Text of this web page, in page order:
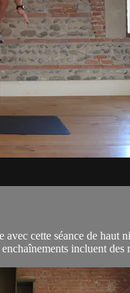
cette séance de
incluent des